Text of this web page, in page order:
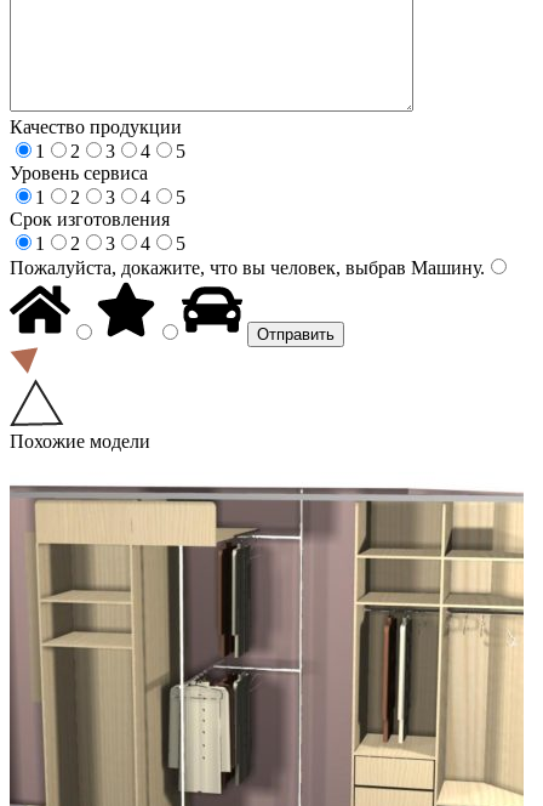
Качество продукции
1
2 3 4
5
Уровень сервиса
1
2 3 4
5
Срок изготовления
1
2 3 4
5
Пожалуйста, докажите, что вы человек, выбрав Машину.
Похожие модели